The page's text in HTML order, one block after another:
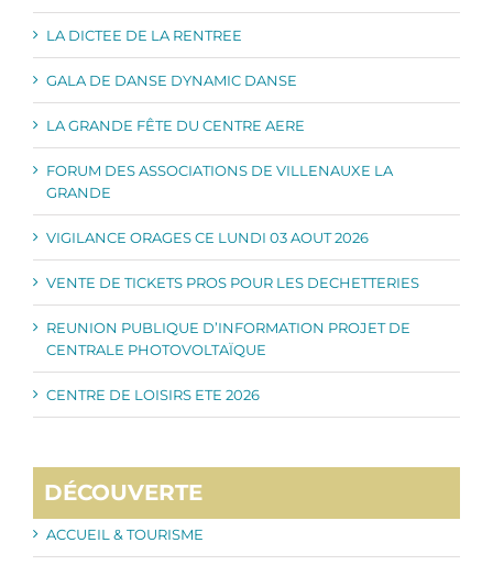
LA DICTEE DE LA RENTREE
GALA DE DANSE DYNAMIC DANSE
LA GRANDE FÊTE DU CENTRE AERE
FORUM DES ASSOCIATIONS DE VILLENAUXE LA
GRANDE
VIGILANCE ORAGES CE LUNDI 03 AOUT 2026
VENTE DE TICKETS PROS POUR LES DECHETTERIES
REUNION PUBLIQUE D’INFORMATION PROJET DE
CENTRALE PHOTOVOLTAÏQUE
CENTRE DE LOISIRS ETE 2026
DÉCOUVERTE
ACCUEIL & TOURISME